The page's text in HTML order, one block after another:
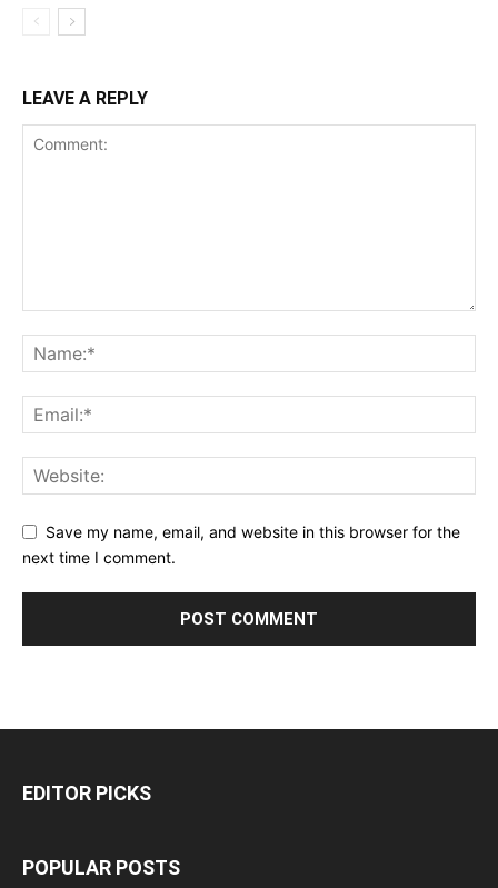
LEAVE A REPLY
Save my name, email, and website in this browser for the
next time I comment.
EDITOR PICKS
POPULAR POSTS